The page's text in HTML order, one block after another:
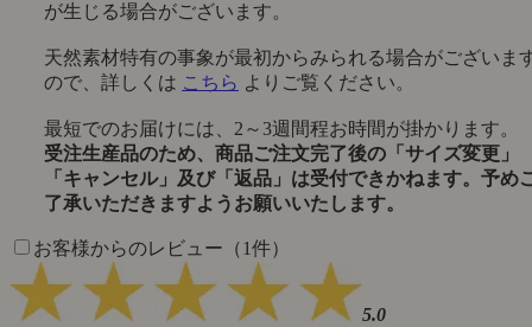
が生じる場合がございます。
天然素材特有の事象が最初からみられる場合がございま
ので、詳しくは こちら よりご覧ください。
最短でのお届けには、2～3週間程お時間が掛かります。
受注生産品のため、商品ご注文完了後の「サイズ変更」
「キャンセル」及び「返品」は受付できかねます。予め
了承いただきますようお願いいたします。
お客様からのレビュー（1件）
5.0